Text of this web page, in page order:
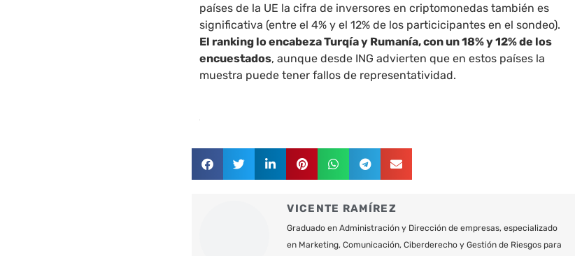
países de la UE la cifra de inversores en criptomonedas también es
significativa (entre el 4% y el 12% de los particicipantes en el sondeo).
El ranking lo encabeza Turqía y Rumanía, con un 18% y 12% de los
encuestados, aunque desde ING advierten que en estos países la
muestra puede tener fallos de representatividad.
VICENTE RAMÍREZ
Graduado en Administración y Dirección de empresas, especializado
en Marketing, Comunicación, Ciberderecho y Gestión de Riesgos para